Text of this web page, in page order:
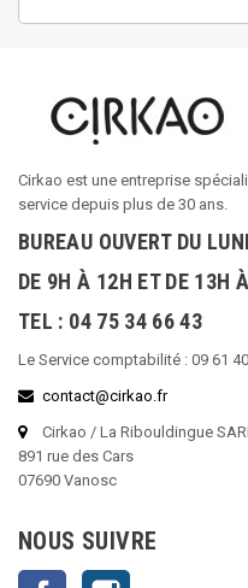
Cirkao est une entreprise
service depuis plus de 30 ans.
BUREAU OUVERT DU
DE 9H À 12H ET DE 13H
TEL : 04 75 34 66 43
Le Service comptabilité : 09 61
contact@cirkao.fr
Cirkao / La Ribouldingue
891 rue des Cars
07690 Vanosc
NOUS SUIVRE
Facebook